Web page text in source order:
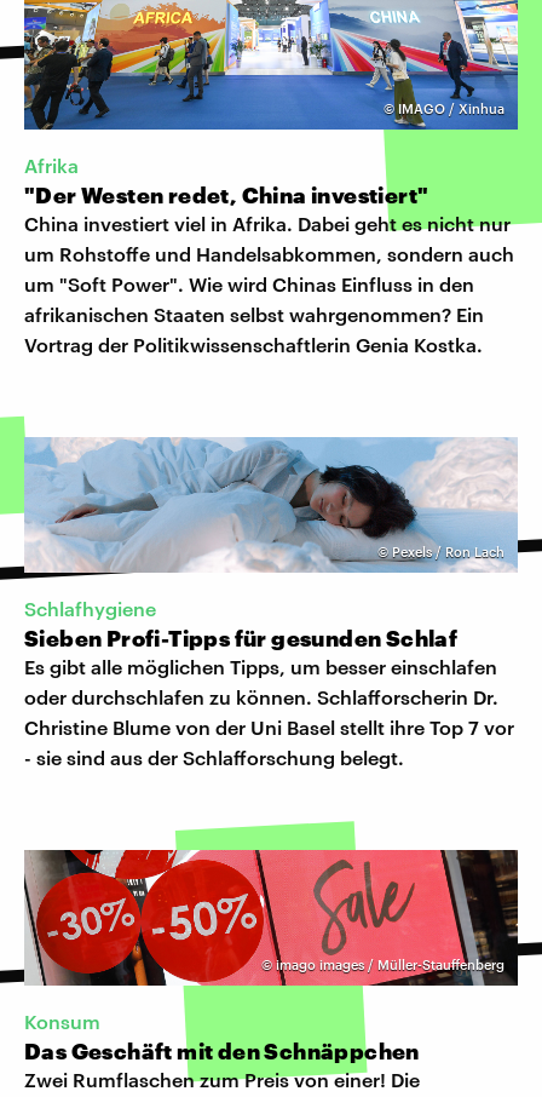
©IMAGO / Xinhua
Afrika
"Der Westen redet, China investiert"
China investiert viel in Afrika. Dabei geht es nicht nur
um Rohstoffe und Handelsabkommen, sondern auch
um "Soft Power". Wie wird Chinas Einfluss in den
afrikanischen Staaten selbst wahrgenommen? Ein
Vortrag der Politikwissenschaftlerin Genia Kostka.
© Pexels / Ron Lach
Schlafhygiene
Sieben Profi-Tipps für gesunden Schlaf
Es gibt alle möglichen Tipps, um besser einschlafen
oder durchschlafen zu können. Schlafforscherin Dr.
Christine Blume von der Uni Basel stellt ihre Top 7 vor
- sie sind aus der Schlafforschung belegt.
©imago images / Müller-Stauffenberg
Konsum
Das Geschäft mit den Schnäppchen
Zwei Rumflaschen zum Preis von einer! Die